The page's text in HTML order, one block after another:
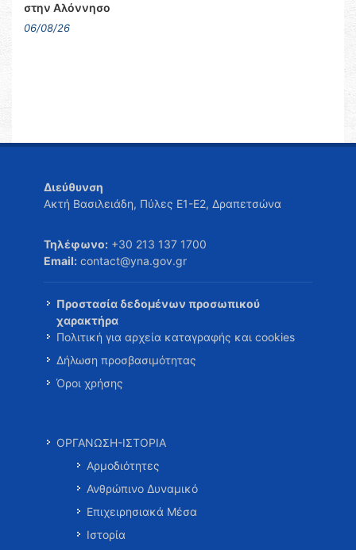
στην Αλόννησο
06/08/26
Διεύθυνση
Ακτή Βασιλειάδη, Πύλες Ε1-Ε2, Δραπετσώνα
Τηλέφωνο: +30 213 137 1700
Email: contact@yna.gov.gr
Προστασία δεδομένων προσωπικού
χαρακτήρα
Πολιτική για αρχεία καταγραφής και cookies
Δήλωση προσβασιμότητας
Όροι χρήσης
ΟΡΓΑΝΩΣΗ-ΙΣΤΟΡΙΑ
Αρμοδιότητες
Ανθρώπινο Δυναμικό
Επιχειρησιακά Μέσα
Ιστορία